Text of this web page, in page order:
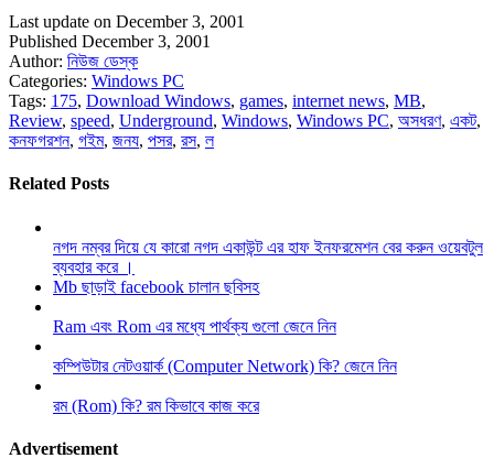
Last update on December 3, 2001
Published December 3, 2001
Author: নিউজ ডেস্ক
Categories: Windows PC
Tags: 175, Download Windows, games, internet news, MB,
Review, speed, Underground, Windows, Windows PC, অসধরণ, একট,
কনফগরশন, গইম, জনয, পসর, রস, ল
Related Posts
নগদ নম্বর দিয়ে যে কারো নগদ একাউন্ট এর হাফ ইনফরমেশন বের করুন ওয়েবটুল
ব্যবহার করে ।
Mb ছাড়াই facebook চালান ছবিসহ
Ram এবং Rom এর মধ্যে পার্থক্য গুলো জেনে নিন
কম্পিউটার নেটওয়ার্ক (Computer Network) কি? জেনে নিন
রম (Rom) কি? রম কিভাবে কাজ করে
Advertisement